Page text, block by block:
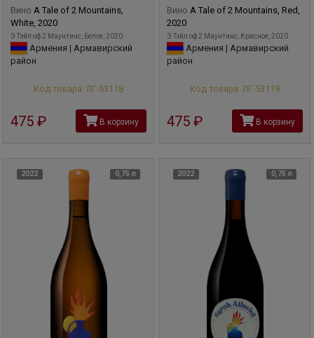
Вино A Tale of 2 Mountains,
White, 2020
Э Тэйл оф 2 Маунтинс, Белое, 2020
Армения | Армавирский
район
Код товара: ЛГ-53118
475 В корзину
Вино A Tale of 2 Mountains, Red,
2020
Э Тэйл оф 2 Маунтинс, Красное, 2020
Армения | Армавирский
район
Код товара: ЛГ-53119
475 В корзину
2022 0,75 л 2022 0,75 л